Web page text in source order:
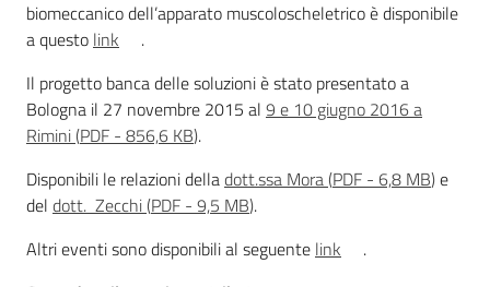
Regione
Novità
Servizi
Leggi Atti Bandi
biomeccanico dell’apparato muscoloscheletrico è disponibile
a questo link
.
Il progetto banca delle soluzioni è stato presentato a
Bologna il 27 novembre 2015 al 9 e 10 giugno 2016 a
Rimini(PDF - 856,6 KB).
Disponibili le relazioni delladott.ssa Mora(PDF - 6,8 MB)e
del dott. Zecchi(PDF - 9,5 MB).
Altri eventi sono disponibili al seguente link
.